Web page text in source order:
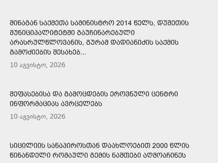
ᲨᲘᲜᲐᲒᲐᲜ ᲡᲐᲥᲛᲔᲗᲐ ᲡᲐᲛᲘᲜᲘᲡᲢᲠᲝ 2014 ᲬᲔᲚᲡ, ᲓᲣᲨᲔᲗᲘᲡ
ᲛᲣᲜᲘᲪᲘᲞᲐᲚᲘᲢᲔᲢᲨᲘ ᲒᲐᲣᲩᲘᲜᲐᲠᲔᲑᲣᲚᲘ
ᲐᲠᲐᲡᲠᲣᲚᲬᲚᲝᲕᲐᲜᲘᲡ, ᲒᲣᲠᲐᲛ ᲓᲐᲓᲘᲐᲜᲘᲫᲘᲡ ᲡᲐᲥᲛᲘᲡ
ᲒᲐᲛᲝᲫᲘᲔᲑᲘᲡ ᲨᲔᲡᲐᲮᲔᲑ...
10 აგვისტო, 2026
ᲨᲔᲤᲐᲡᲔᲑᲘᲡᲐ ᲓᲐ ᲒᲐᲛᲝᲪᲓᲔᲑᲘᲡ ᲔᲠᲝᲕᲜᲣᲚᲘ ᲪᲔᲜᲢᲠᲘ
ᲘᲜᲤᲝᲠᲛᲐᲪᲘᲐᲡ ᲐᲕᲠᲪᲔᲚᲔᲑᲡ
10 აგვისტო, 2026
ᲡᲘᲪᲘᲚᲘᲘᲡ ᲡᲐᲜᲐᲞᲘᲠᲝᲡᲗᲐᲜ ᲓᲐᲐᲮᲚᲝᲔᲑᲘᲗ 2000 ᲬᲚᲘᲡ
ᲬᲘᲜᲐᲜᲓᲔᲚᲘ ᲠᲝᲛᲐᲣᲚᲘ ᲒᲔᲛᲘᲡ ᲜᲐᲨᲗᲔᲑᲘ ᲐᲦᲛᲝᲐᲩᲘᲜᲔᲡ